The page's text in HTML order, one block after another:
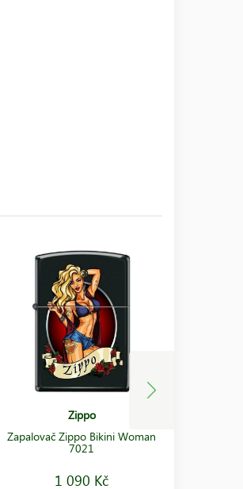
Zippo
Zapalovač Zippo Bikini Woman
7021
1 090 Kč